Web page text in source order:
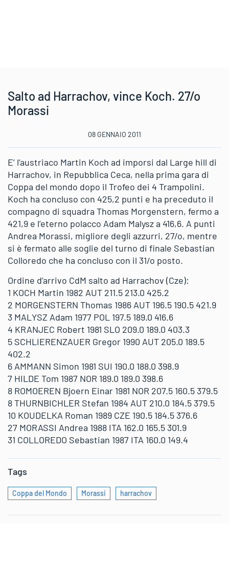
Salto ad Harrachov, vince Koch. 27/o
Morassi
08 GENNAIO 2011
E’ l’austriaco Martin Koch ad imporsi dal Large hill di
Harrachov, in Repubblica Ceca, nella prima gara di
Coppa del mondo dopo il Trofeo dei 4 Trampolini.
Koch ha concluso con 425,2 punti e ha preceduto il
compagno di squadra Thomas Morgenstern, fermo a
421,9 e l’eterno polacco Adam Malysz a 416,6. A punti
Andrea Morassi, migliore degli azzurri, 27/o, mentre
si è fermato alle soglie del turno di finale Sebastian
Colloredo che ha concluso con il 31/o posto.
Ordine d’arrivo CdM salto ad Harrachov (Cze):
1 KOCH Martin 1982 AUT 211.5 213.0 425.2
2 MORGENSTERN Thomas 1986 AUT 196.5 190.5 421.9
3 MALYSZ Adam 1977 POL 197.5 189.0 416.6
4 KRANJEC Robert 1981 SLO 209.0 189.0 403.3
5 SCHLIERENZAUER Gregor 1990 AUT 205.0 189.5
402.2
6 AMMANN Simon 1981 SUI 190.0 188.0 398.9
7 HILDE Tom 1987 NOR 189.0 189.0 398.6
8 ROMOEREN Bjoern Einar 1981 NOR 207.5 160.5 379.5
8 THURNBICHLER Stefan 1984 AUT 210.0 184.5 379.5
10 KOUDELKA Roman 1989 CZE 190.5 184.5 376.6
27 MORASSI Andrea 1988 ITA 162.0 165.5 301.9
31 COLLOREDO Sebastian 1987 ITA 160.0 149.4
Tags
Coppa del Mondo Morassi harrachov